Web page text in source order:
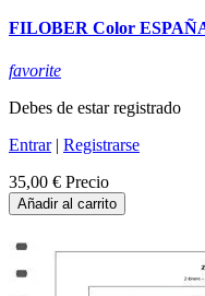
FILOBER Color
favorite
Debes de estar registrado
Entrar| Registrarse
35,00 € Precio
Añadir al carrito